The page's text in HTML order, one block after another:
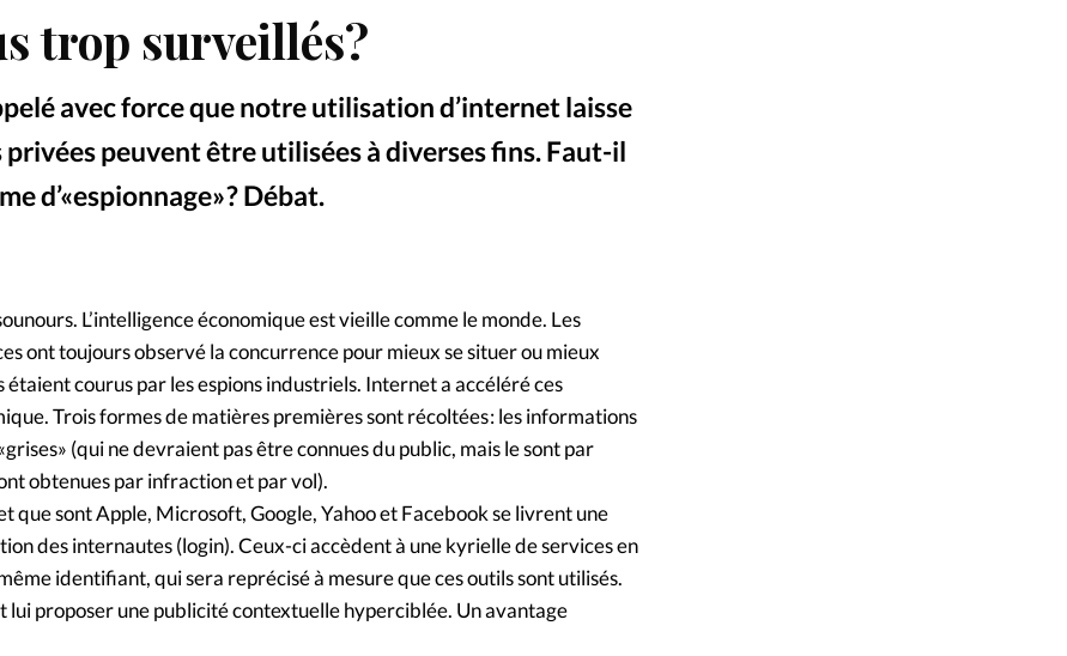
Foi
Faire un don
La rédaction
Mon compte
Changemement d'adresse
Nous contacter
Emploi
trop surveillés?
avec force que notre utilisation d’internet laisse
privées peuvent être utilisées à diverses fins. Faut-il
d’«espionnage» ? Débat.
L’intelligence économique est vieille comme le monde. Les
ont toujours observé la concurrence pour mieux se situer ou mieux
courus par les espions industriels. Internet a accéléré ces
Trois formes de matières premières sont récoltées : les informations
(qui ne devraient pas être connues du public, mais le sont par
obtenues par infraction et par vol).
que sont Apple, Microsoft, Google, Yahoo et Facebook se livrent une
des internautes (login). Ceux-ci accèdent à une kyrielle de services en
identifiant, qui sera reprécisé à mesure que ces outils sont utilisés.
lui proposer une publicité contextuelle hyperciblée. Un avantage